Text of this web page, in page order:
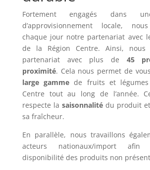
Fortement engagés dans
d’approvisionnement locale,
chaque jour notre partenariat avec
de la Région Centre. Ainsi, nous
partenariat avec plus de 45
proximité. Cela nous permet de
large gammede fruits et
Centre tout au long de l’année.
respecte la saisonnalitédu produit
sa fraîcheur.
En parallèle, nous travaillons
acteurs nationaux/import afin
disponibilité des produits non